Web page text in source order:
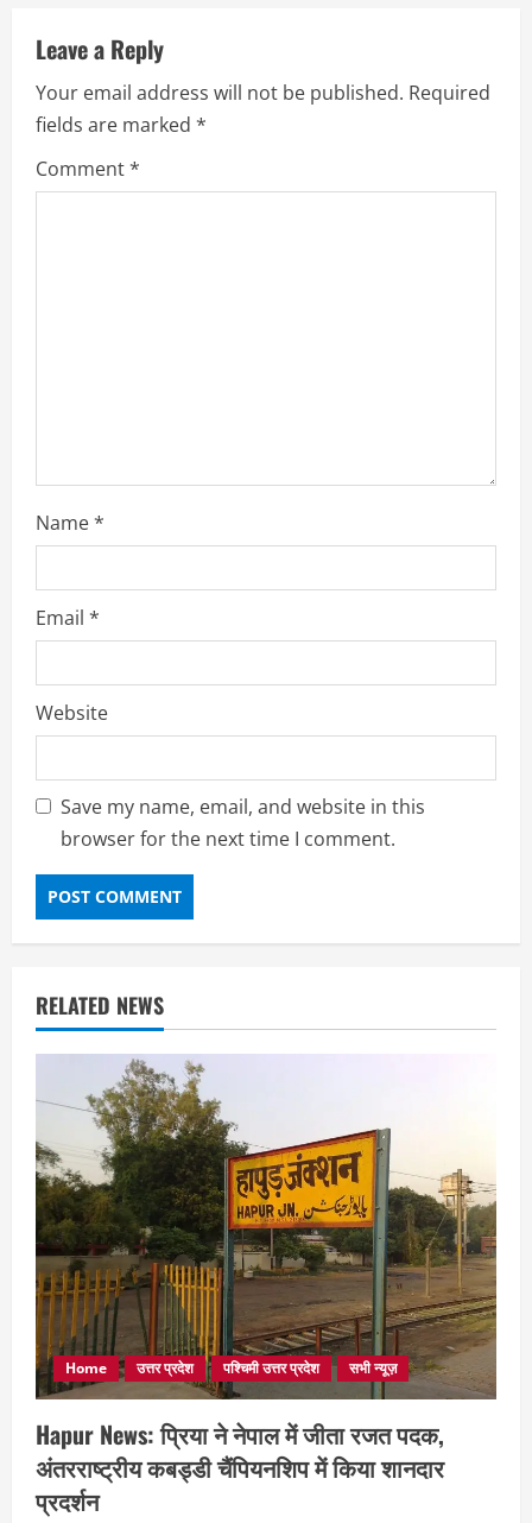
e
R
e
Leave a Reply
Your email address will not be published. Required
fields are marked *
Comment*
Name*
Email *
Website
Save my name, email, and website in this
browser for the next time I comment.
RELATED NEWS
Home उत्तर प्रदेश पश्चिमी उत्तर प्रदेश सभी न्यूज़
Hapur News: प्रिया ने नेपाल में जीता रजत पदक,
अंतरराष्ट्रीय कबड्डी चैंपियनशिप में किया शानदार
प्रदर्शन